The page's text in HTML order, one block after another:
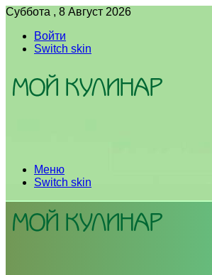
Суббота , 8 Август 2026
Войти
Switch skin
Меню
Switch skin